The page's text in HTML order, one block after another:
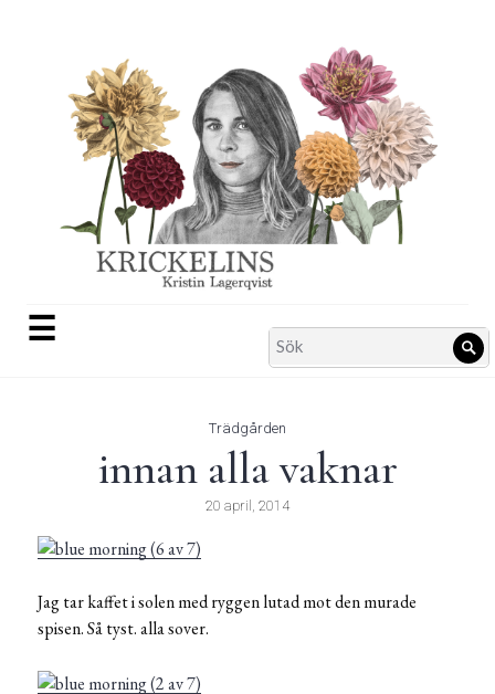
☰
Search
for:
Trädgården
innan alla vaknar
20 april, 2014
Jag tar kaffet i solen med ryggen lutad mot den murade
spisen. Så tyst. alla sover.